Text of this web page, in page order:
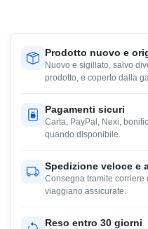
Prodotto nuovo e
Nuovo e sigillato, salvo
prodotto, e coperto dalla
Pagamenti sicuri
Carta, PayPal, Nexi,
quando disponibile.
Spedizione veloce e
Consegna tramite corriere
viaggiano assicurate.
Reso entro 30 giorni